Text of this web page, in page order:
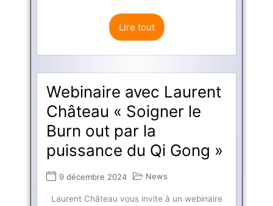
Lire tout
Webinaire avec Laurent
Château « Soigner le
Burn out par la
puissance du Qi Gong »
9 décembre 2024 News
Laurent Château vous invite à un webinaire